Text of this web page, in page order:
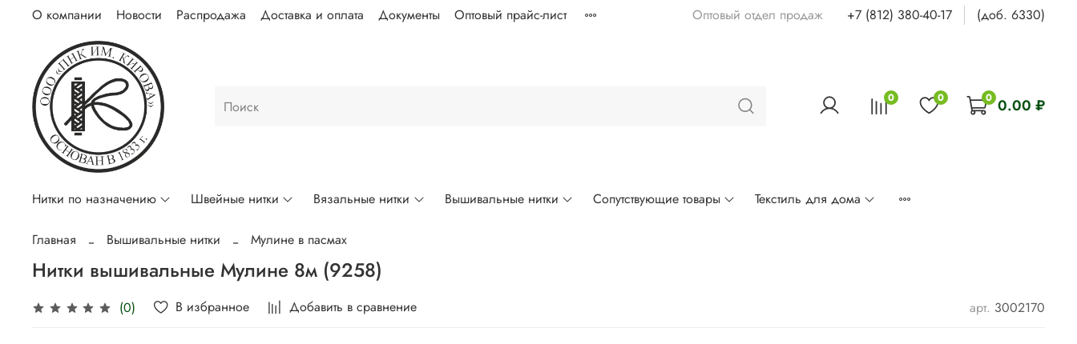
О компании Новости Распродажа Доставка и оплата Документы Оптовый прайс-лист Оптовый отдел продаж +7 (812) 380-40-17 (доб. 6330)
0 0 0 0.00 ₽
Нитки по назначению Швейные нитки Вязальные нитки Вышивальные нитки Сопутствующие товары Текстиль для дома
Главная Вышивальные нитки Мулине в пасмах
Нитки вышивальные Мулине 8м (9258)
(0) В избранное Добавить в сравнение арт. 3002170